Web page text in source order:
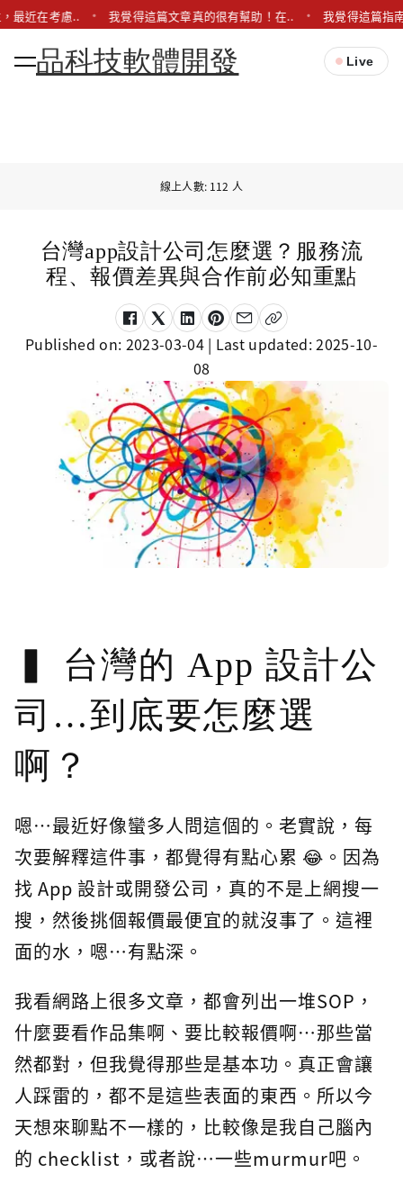
最近在考慮.. 我覺得這篇文章真的很有幫助！在.. 我覺得這篇指
品科技軟體開發 Live
線上人數: 112 人
台灣app設計公司怎麼選？服務流
程、報價差異與合作前必知重點
Published on: 2023-03-04| Last updated:2025-10-
08
台灣的 App 設計公
司…到底要怎麼選
啊？
嗯…最近好像蠻多人問這個的。老實說，每
次要解釋這件事，都覺得有點心累 😂。因為
找 App 設計或開發公司，真的不是上網搜一
搜，然後挑個報價最便宜的就沒事了。這裡
面的水，嗯…有點深。
我看網路上很多文章，都會列出一堆SOP，
什麼要看作品集啊、要比較報價啊…那些當
然都對，但我覺得那些是基本功。真正會讓
人踩雷的，都不是這些表面的東西。所以今
天想來聊點不一樣的，比較像是我自己腦內
的 checklist，或者說…一些murmur吧。